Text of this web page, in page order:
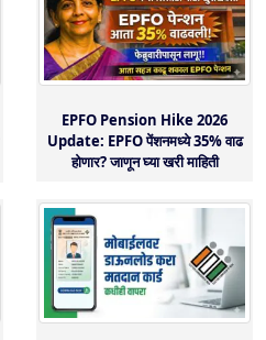
EPFO Pension Hike 2026
Update: EPFO पेंशनमध्ये 35% वाढ
होणार? जाणून घ्या खरी माहिती